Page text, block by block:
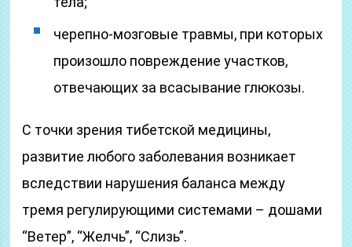
черепно-мозговые травмы, при которых
произошло повреждение участков,
отвечающих за всасывание глюкозы.
С точки зрения тибетской медицины,
развитие любого заболевания возникает
вследствии нарушения баланса между
тремя регулирующими системами – дошами
“Ветер”, “Желчь”, “Слизь”.